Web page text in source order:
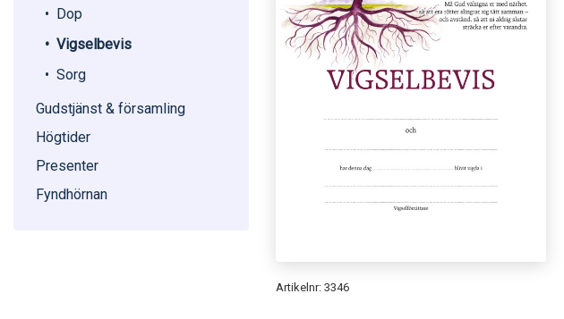
Dop
Vigselbevis
Sorg
Gudstjänst & församling
Högtider
Presenter
Fyndhörnan
Artikelnr: 3346